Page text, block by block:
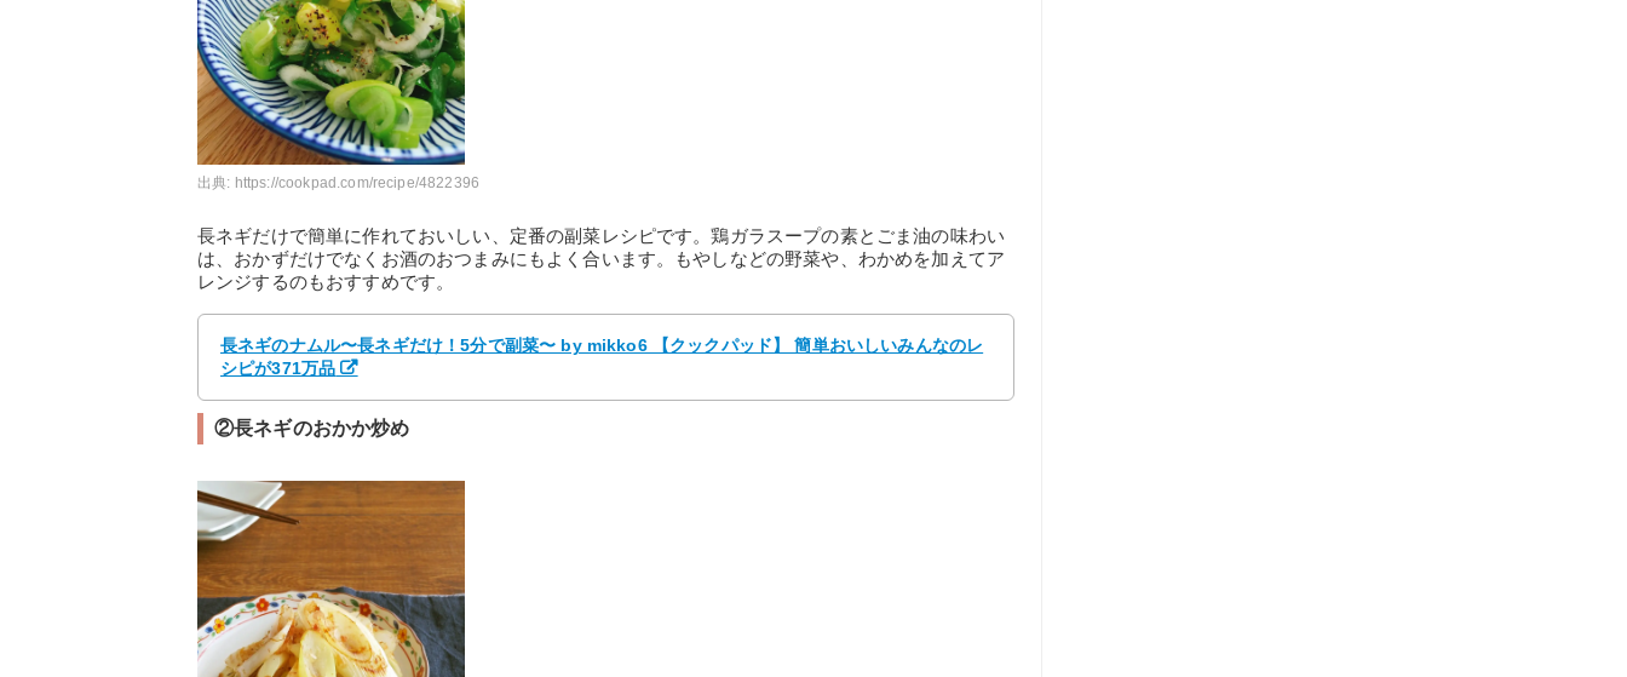
出典: https://cookpad.com/recipe/4822396
長ネギだけで簡単に作れておいしい、定番の副菜レシピです。鶏ガラスープの素とごま油の味わい
は、おかずだけでなくお酒のおつまみにもよく合います。もやしなどの野菜や、わかめを加えてア
レンジするのもおすすめです。
長ネギのナムル〜長ネギだけ！5分で副菜〜 by mikko6 【クックパッド】 簡単おいしいみんなのレ
シピが371万品
②長ネギのおかか炒め